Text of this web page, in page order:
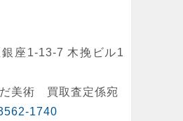
座1-13-7 木挽ビル1
美術 買取査定係宛
1740